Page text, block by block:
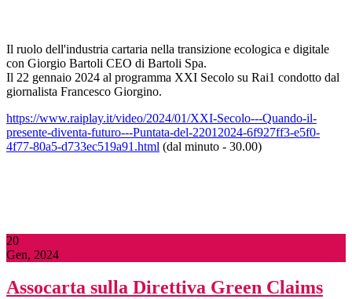
Il ruolo dell'industria cartaria nella transizione ecologica e digitale
con Giorgio Bartoli CEO di Bartoli Spa.
Il 22 gennaio 2024 al programma XXI Secolo su Rai1 condotto dal
giornalista Francesco Giorgino.
https://www.raiplay.it/video/2024/01/XXI-Secolo---Quando-il-
presente-diventa-futuro---Puntata-del-22012024-6f927ff3-e5f0-
4f77-80a5-d733ec519a91.html (dal minuto - 30.00)
20
Gen, 2024
Assocarta sulla Direttiva Green Claims